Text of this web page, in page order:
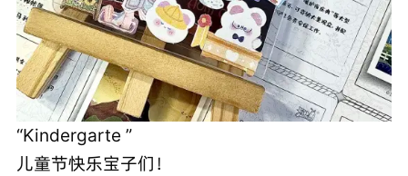
“Kindergarte ”
儿童节快乐宝子们！